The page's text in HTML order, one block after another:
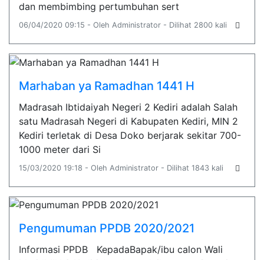
dan membimbing pertumbuhan sert
06/04/2020 09:15 - Oleh Administrator - Dilihat 2800 kali
Marhaban ya Ramadhan 1441 H
Madrasah Ibtidaiyah Negeri 2 Kediri adalah Salah
satu Madrasah Negeri di Kabupaten Kediri, MIN 2
Kediri terletak di Desa Doko berjarak sekitar 700-
1000 meter dari Si
15/03/2020 19:18 - Oleh Administrator - Dilihat 1843 kali
Pengumuman PPDB 2020/2021
Informasi PPDB KepadaBapak/ibu calon Wali